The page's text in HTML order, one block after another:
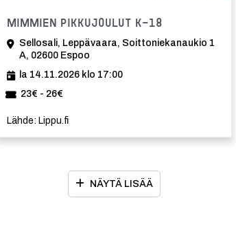
Mimmien pikkujoulut K-18
Sellosali, Leppävaara, Soittoniekanaukio 1
A, 02600 Espoo
la 14.11.2026 klo 17:00
23€ - 26€
Lähde: Lippu.fi
NÄYTÄ LISÄÄ